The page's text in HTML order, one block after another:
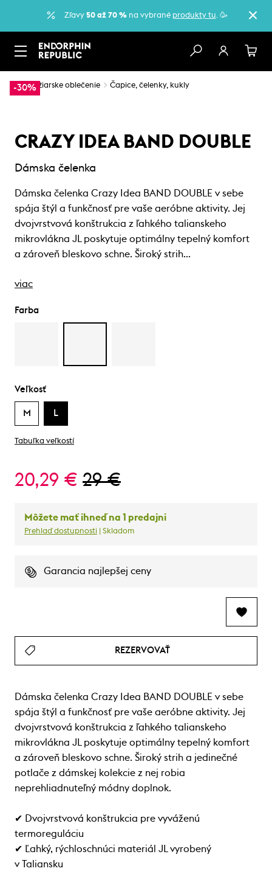
Zľavy 50 až 70 %na vybrané produkty tu. 🥳
-30%
… Lyžiarske oblečenie Čapice, čelenky, kukly
CRAZY IDEA BAND DOUBLE
Dámska čelenka
Dámska čelenka Crazy Idea BAND DOUBLE v sebe
spája štýl a funkčnosť pre vaše aeróbne aktivity. Jej
dvojvrstvová konštrukcia z ľahkého talianskeho
mikrovlákna JL poskytuje optimálny tepelný komfort
a zároveň bleskovo schne. Široký strih…
viac
Farba
Veľkosť
M L
Tabuľka veľkostí
20,29 € 29 €
Môžete mať ihneď na 1 predajni
Prehlaď dostupnosti | Skladom
Garancia najlepšej ceny
REZERVOVAŤ
Dámska čelenka Crazy Idea BAND DOUBLE v sebe
spája štýl a funkčnosť pre vaše aeróbne aktivity. Jej
dvojvrstvová konštrukcia z ľahkého talianskeho
mikrovlákna JL poskytuje optimálny tepelný komfort
a zároveň bleskovo schne. Široký strih a jedinečné
potlače z dámskej kolekcie z nej robia
neprehliadnuteľný módny doplnok.
✔ Dvojvrstvová konštrukcia pre vyváženú
termoreguláciu
✔ Ľahký, rýchloschnúci materiál JL vyrobený
v Taliansku